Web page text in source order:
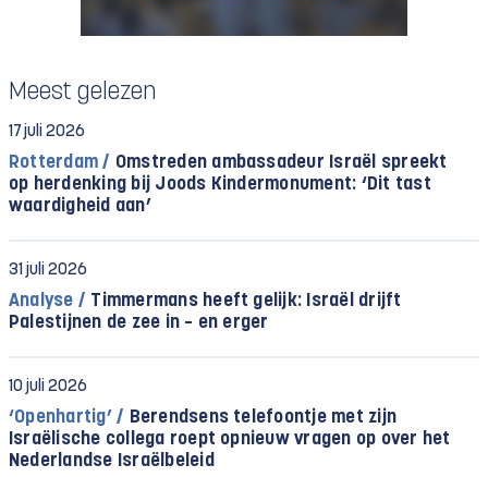
Meest gelezen
17 juli 2026
Rotterdam / Omstreden ambassadeur Israël spreekt
op herdenking bij Joods Kindermonument: ‘Dit tast
waardigheid aan’
31 juli 2026
Analyse / Timmermans heeft gelijk: Israël drijft
Palestijnen de zee in – en erger
10 juli 2026
‘Openhartig’ / Berendsens telefoontje met zijn
Israëlische collega roept opnieuw vragen op over het
Nederlandse Israëlbeleid